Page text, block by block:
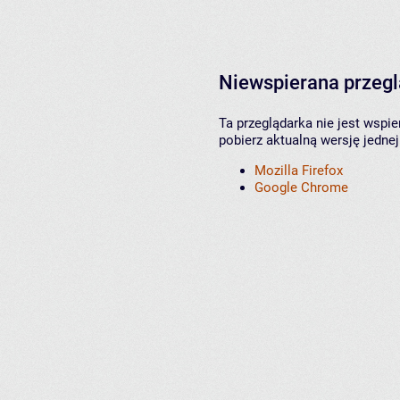
Niewspierana
Ta przeglądarka nie jest
pobierz aktualną wersję
Mozilla Firefox
Google Chrome